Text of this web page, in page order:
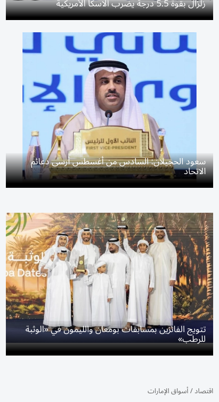
سعود الحجيلان: السادس من أغسطس أرسى دعائم
الاتحاد
تتويج الفائزين بمسابقات بومعان والليمون في «الوثبة
للرطب»
اقتصاد/أسواق الإمارات